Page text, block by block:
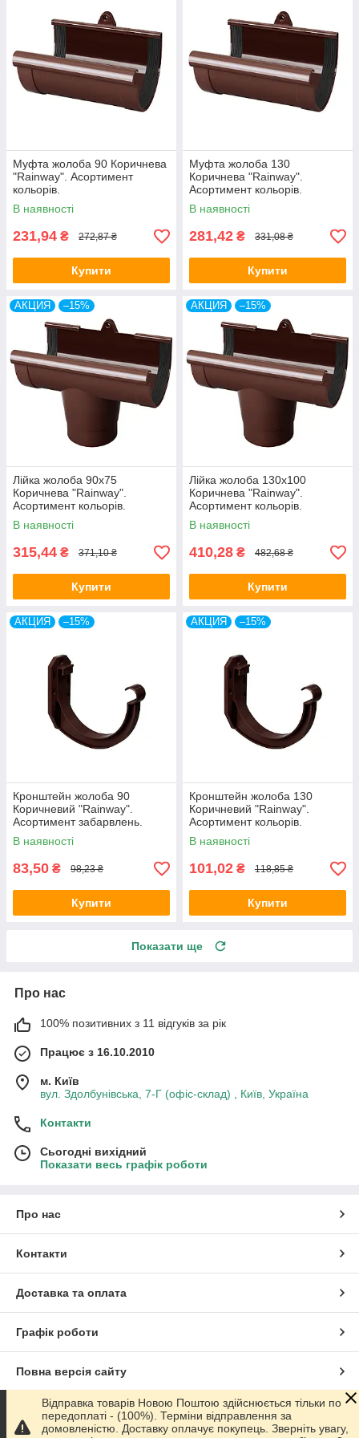
Муфта жолоба 90 Коричнева
"Rainway". Асортимент
кольорів.
В наявності
231,94 ₴ 272,87 ₴
Купити
Муфта жолоба 130
Коричнева "Rainway".
Асортимент кольорів.
В наявності
281,42 ₴ 331,08 ₴
Купити
АКЦИЯ –15%
Лійка жолоба 90х75
Коричнева "Rainway".
Асортимент кольорів.
В наявності
315,44 ₴ 371,10 ₴
Купити
АКЦИЯ –15%
Лійка жолоба 130х100
Коричнева "Rainway".
Асортимент кольорів.
В наявності
410,28 ₴ 482,68 ₴
Купити
АКЦИЯ –15%
Кронштейн жолоба 90
Коричневий "Rainway".
Асортимент забарвлень.
В наявності
83,50 ₴ 98,23 ₴
Купити
АКЦИЯ –15%
Кронштейн жолоба 130
Коричневий "Rainway".
Асортимент кольорів.
В наявності
101,02 ₴ 118,85 ₴
Купити
Показати ще
Про нас
100% позитивних з 11 відгуків за рік
Працює з 16.10.2010
м. Київ
вул. Здолбунівська, 7-Г (офіс-склад) , Київ, Україна
Контакти
Сьогодні вихідний
Показати весь графік роботи
Про нас
Контакти
Доставка та оплата
Графік роботи
Повна версія сайту
Сайт створено на маркетплейсіProm.ua
Відправка товарів Новою Поштою здійснюється тільки по
передоплаті - (100%). Терміни відправлення за
домовленістю. Доставку оплачує покупець. Зверніть увагу,